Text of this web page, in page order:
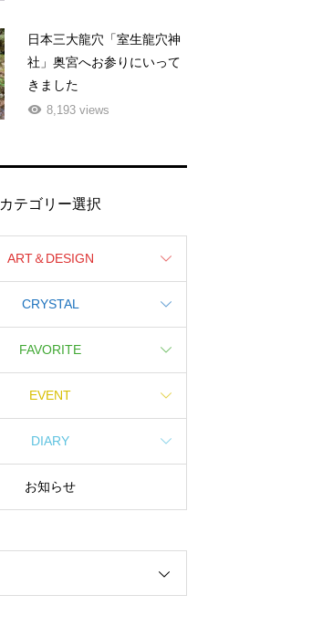
日本三大龍穴「室生龍穴神
社」奥宮へお参りにいって
きました
8,193 views
カテゴリー選択
ART＆DESIGN
CRYSTAL
FAVORITE
EVENT
DIARY
お知らせ